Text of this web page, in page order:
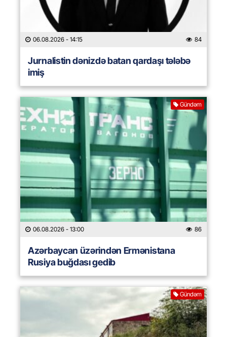
06.08.2026 - 14:15 84
Jurnalistin dənizdə batan qardaşı tələbə
imiş
Gündəm
06.08.2026 - 13:00 86
Azərbaycan üzərindən Ermənistana
Rusiya buğdası gedib
Gündəm